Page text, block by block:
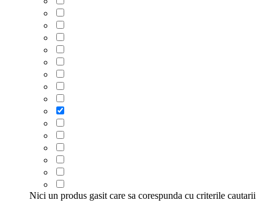
Nici un produs gasit care sa corespunda cu criterile cautarii